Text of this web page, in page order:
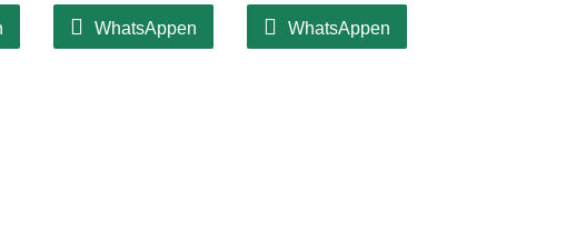
WhatsAppen WhatsAppen